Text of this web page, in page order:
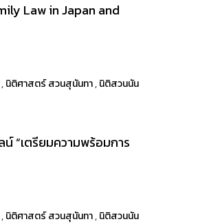
Law in Japan and
,นิติศาสตร์ สวนสุนันทา,นิติสวนนัน
“เตรียมความพร้อมการ
,นิติศาสตร์ สวนสุนันทา,นิติสวนนัน